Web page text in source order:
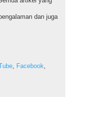
dan juga
, Facebook,